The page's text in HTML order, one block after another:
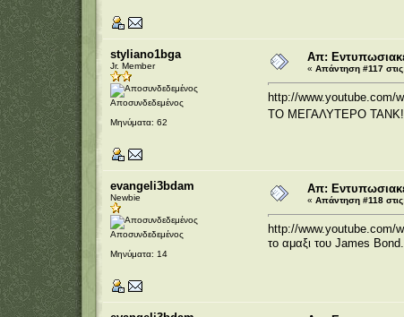
styliano1bga
Jr. Member
Αποσυνδεδεμένος
Μηνύματα: 62
Απ:
« Απάντηση #117
http://www.youtube.com/
ΤΟ ΜΕΓΑΛΥΤΕΡΟ
evangeli3bdam
Newbie
Αποσυνδεδεμένος
Μηνύματα: 14
Απ:
« Απάντηση #118
http://www.youtube.com/
το αμαξι του James